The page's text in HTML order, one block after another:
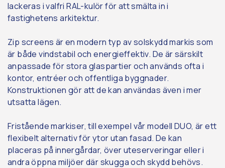
lackeras i valfri RAL-kulör för att smälta in i
fastighetens arkitektur.
Zip screens är en modern typ av solskydd markis som
är både vindstabil och energieffektiv. De är särskilt
anpassade för stora glaspartier och används ofta i
kontor, entréer och offentliga byggnader.
Konstruktionen gör att de kan användas även i mer
utsatta lägen.
Fristående markiser, till exempel vår modell DUO, är ett
flexibelt alternativ för ytor utan fasad. De kan
placeras på innergårdar, över uteserveringar eller i
andra öppna miljöer där skugga och skydd behövs.